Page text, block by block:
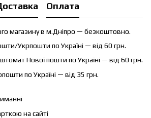
Оплата
магазину в м.Дніпро — безкоштовно.
Укрпошти по Україні — від 60 грн.
Нової пошти по Україні — від 60 грн.
по Україні — від 35 грн.
на сайті